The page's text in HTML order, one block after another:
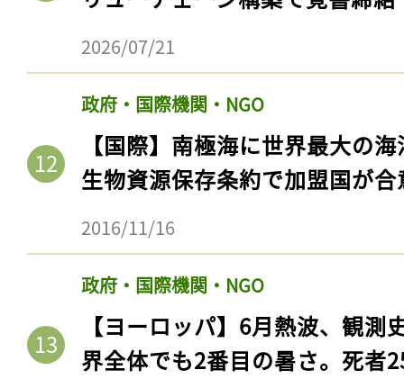
2026/07/21
政府・国際機関・NGO
【国際】南極海に世界最大の
生物資源保存条約で加盟国が合
2016/11/16
政府・国際機関・NGO
【ヨーロッパ】6月熱波、観
界全体でも2番目の暑さ。死者
会員登録